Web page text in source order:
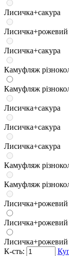
Лисичка+сакура
Лисичка+рожевий
Лисичка+сакура
Камуфляж
Камуфляж
Лисичка+сакура
Лисичка+сакура
Лисичка+сакура
Камуфляж
Камуфляж
Лисичка+рожевий
Лисичка+рожевий
Лисичка+рожевий
К-сть: